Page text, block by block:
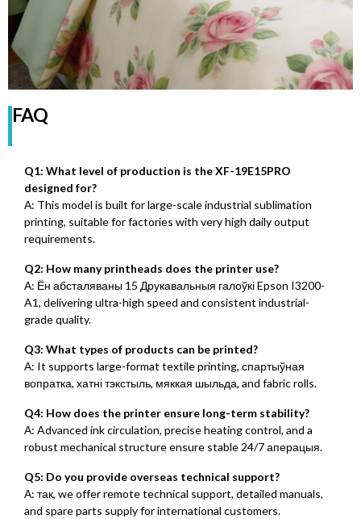
FAQ
Q1: What level of production is the XF-19E15PRO
designed for?
А: This model is built for large-scale industrial sublimation
printing, suitable for factories with very high daily output
requirements.
Q2: How many printheads does the printer use?
А: Ён абсталяваны 15 Друкавальныя галоўкі Epson I3200-
A1, delivering ultra-high speed and consistent industrial-
grade quality.
Q3: What types of products can be printed?
А: It supports large-format textile printing, спартыўная
вопратка, хатні тэкстыль, мяккая шыльда, and fabric rolls.
Q4: How does the printer ensure long-term stability?
А: Advanced ink circulation, precise heating control, and a
robust mechanical structure ensure stable 24/7 аперацыя.
Q5: Do you provide overseas technical support?
А: так, we offer remote technical support, detailed manuals,
and spare parts supply for international customers.